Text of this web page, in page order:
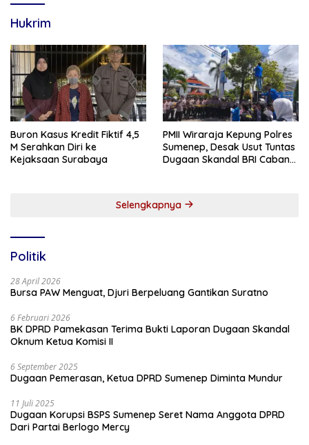
Hukrim
Buron Kasus Kredit Fiktif 4,5
M Serahkan Diri ke
Kejaksaan Surabaya
PMII Wiraraja Kepung Polres
Sumenep, Desak Usut Tuntas
Dugaan Skandal BRI Cabang
Selengkapnya
Politik
28 April 2026
Bursa PAW Menguat, Djuri Berpeluang Gantikan Suratno
6 Februari 2026
BK DPRD Pamekasan Terima Bukti Laporan Dugaan Skandal
Oknum Ketua Komisi II
6 September 2025
Dugaan Pemerasan, Ketua DPRD Sumenep Diminta Mundur
11 Juli 2025
Dugaan Korupsi BSPS Sumenep Seret Nama Anggota DPRD
Dari Partai Berlogo Mercy